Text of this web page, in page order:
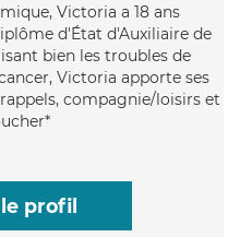
Victoria a 18 ans
d'État d'Auxiliaire de
bien les troubles de
Victoria apporte ses
compagnie/loisirs et
profil